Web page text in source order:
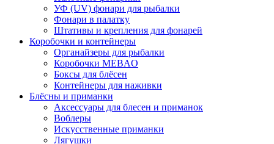
УФ (UV) фонари для рыбалки
Фонари в палатку
Штативы и крепления для фонарей
Коробочки и контейнеры
Органайзеры для рыбалки
Коробочки MEBAO
Боксы для блёсен
Контейнеры для наживки
Блёсны и приманки
Аксессуары для блесен и приманок
Воблеры
Искусственные приманки
Лягушки